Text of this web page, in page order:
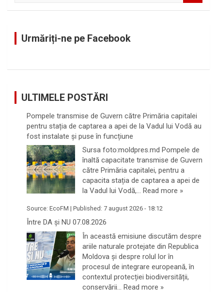
Urmăriți-ne pe Facebook
ULTIMELE POSTĂRI
Pompele transmise de Guvern către Primăria capitalei
pentru stația de captarea a apei de la Vadul lui Vodă au
fost instalate și puse în funcțiune
Sursa foto:moldpres.md Pompele de
înaltă capacitate transmise de Guvern
către Primăria capitalei, pentru a
capacita stația de captarea a apei de
la Vadul lui Vodă,… Read more »
Source: EcoFM | Published: 7 august 2026 - 18:12
Între DA și NU 07.08.2026
În această emisiune discutăm despre
ariile naturale protejate din Republica
Moldova și despre rolul lor în
procesul de integrare europeană, în
contextul protecției biodiversității,
conservării… Read more »